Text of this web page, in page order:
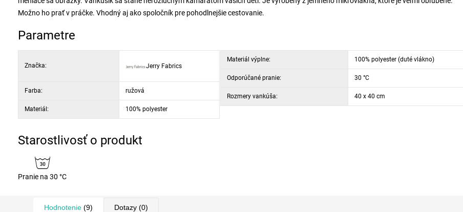
Možno ho prať v práčke. Vhodný aj ako spoločník pre pohodlnejšie cestovanie.
Parametre
Značka: Jerry Fabrics
Farba: ružová
Materiál: 100% polyester
Materiál výplne: 100% polyester (duté vlákno)
Odporúčané pranie: 30 °C
Rozmery vankúša: 40 x 40 cm
Starostlivosť o produkt
Pranie na 30 °C
Hodnotenie (9) Dotazy (0)